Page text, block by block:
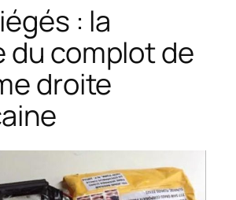
: la
du complot de
droite